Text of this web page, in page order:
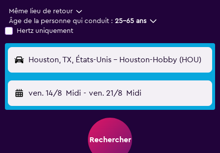
Même lieu de retour
Âge de la personne qui conduit : 25-65 ans
Hertz uniquement
Houston, TX, États-Unis - Houston-Hobby (HOU)
ven. 14/8 Midi - ven. 21/8 Midi
Rechercher